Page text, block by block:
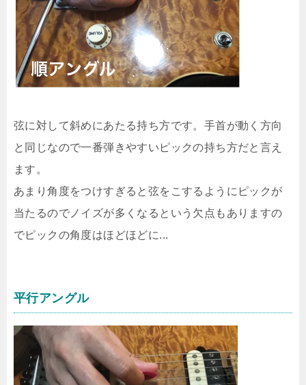
弦に対して斜めにあたる持ち方です。手首が動く方向
と同じなので一番弾きやすいピックの持ち方だと言え
ます。
あまり角度をつけすぎると弦をこするようにピックが
当たるのでノイズが多くなるという欠点もありますの
でピックの角度はほどほどに...
平行アングル